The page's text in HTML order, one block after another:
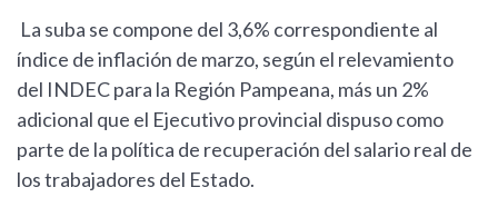
La suba se compone del 3,6% correspondiente al
índice de inflación de marzo, según el relevamiento
del INDEC para la Región Pampeana, más un 2%
adicional que el Ejecutivo provincial dispuso como
parte de la política de recuperación del salario real de
los trabajadores del Estado.